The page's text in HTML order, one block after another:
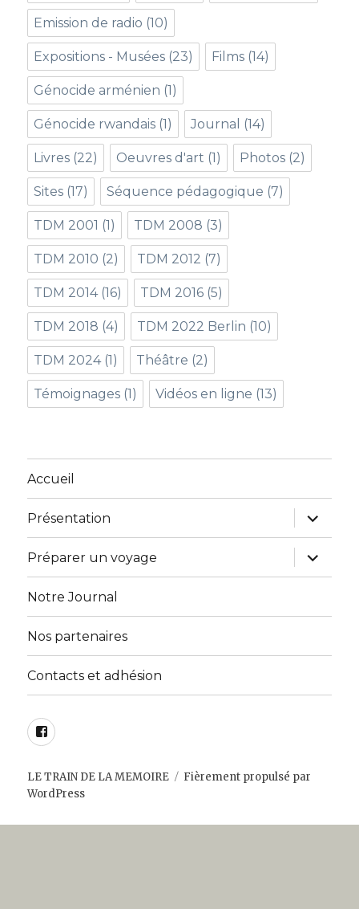
Emission de radio (10)
Expositions - Musées (23) Films (14)
Génocide arménien (1)
Génocide rwandais (1) Journal (14)
Livres (22) Oeuvres d'art (1) Photos (2)
Sites (17) Séquence pédagogique (7)
TDM 2001 (1) TDM 2008 (3)
TDM 2010 (2) TDM 2012 (7)
TDM 2014(16) TDM 2016 (5)
TDM 2018 (4) TDM 2022 Berlin (10)
TDM 2024(1) Théâtre (2)
Témoignages (1) Vidéos en ligne (13)
Accueil
Présentation
ouvrir
le
sous-
menu
Préparer un voyage
ouvrir
le
sous-
Notre Journal
Nos partenaires
Contacts et adhésion
Facebook
LE TRAIN DE LA MEMOIRE
Fièrement propulsé par
WordPress